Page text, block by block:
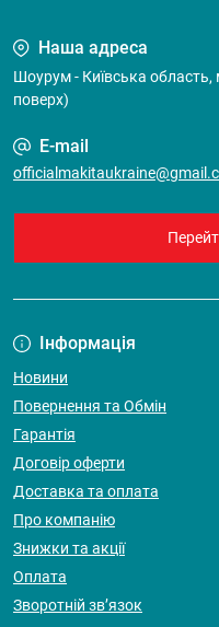
Наша адреса
Шоурум - Київська область,
поверх)
E-mail
Інформація
Новини
Повернення та Обмін
Гарантія
Договір оферти
Доставка та оплата
Про компанію
Знижки та акції
Оплата
Зворотній зв’язок